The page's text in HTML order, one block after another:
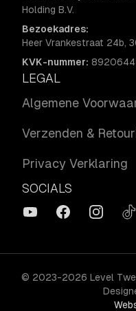
Holding B.V.
Bezoekadres:
Heer Vrankestraat 24b,
KVK-nummer:
LEGAL
Algemene
Verzenden &
Privacy Verklaring
SOCIALS
YouTubeFacebookInstagram
© 2023-2026 Level